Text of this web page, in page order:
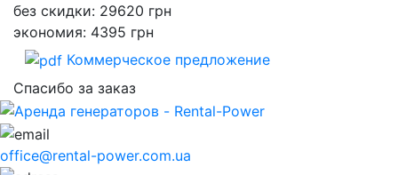
без скидки: 29620 грн
экономия: 4395 грн
Коммерческое предложение
Спасибо за заказ
office@rental-power.com.ua